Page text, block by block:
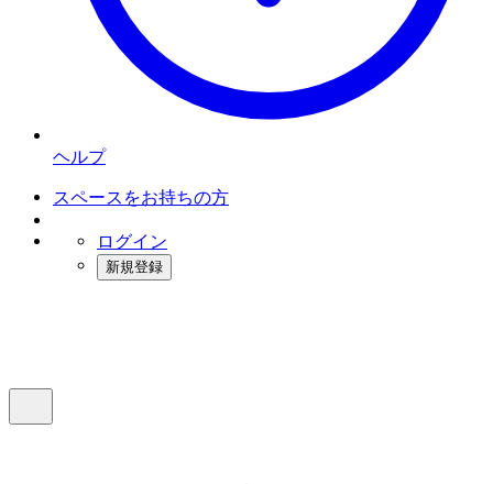
ヘルプ
スペースをお持ちの方
ログイン
新規登録